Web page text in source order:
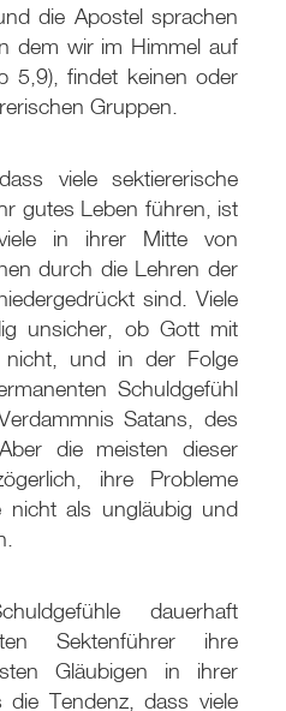
die Apostel sprachen
dem wir im Himmel auf
5,9), findet keinen oder
Gruppen.
viele sektiererische
gutes Leben führen, ist
in ihrer Mitte von
durch die Lehren der
sind. Viele
unsicher, ob Gott mit
und in der Folge
Schuldgefühl
Satans, des
die meisten dieser
ihre Probleme
nicht als ungläubig und
dauerhaft
Sektenführer ihre
Gläubigen in ihrer
Tendenz, dass viele